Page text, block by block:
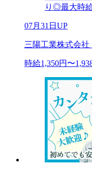
り◎最大時
07月31日UP
三陽工業株式会
時給1,350円〜